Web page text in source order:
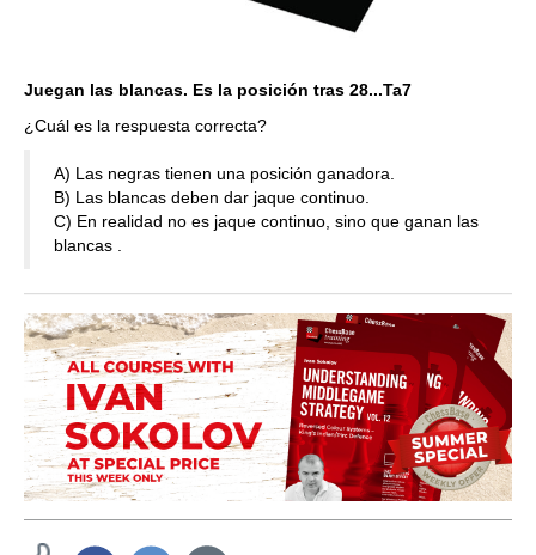
Juegan las blancas. Es la posición tras 28...Ta7
¿Cuál es la respuesta correcta?
A) Las negras tienen una posición ganadora.
B) Las blancas deben dar jaque continuo.
C) En realidad no es jaque continuo, sino que ganan las
blancas .